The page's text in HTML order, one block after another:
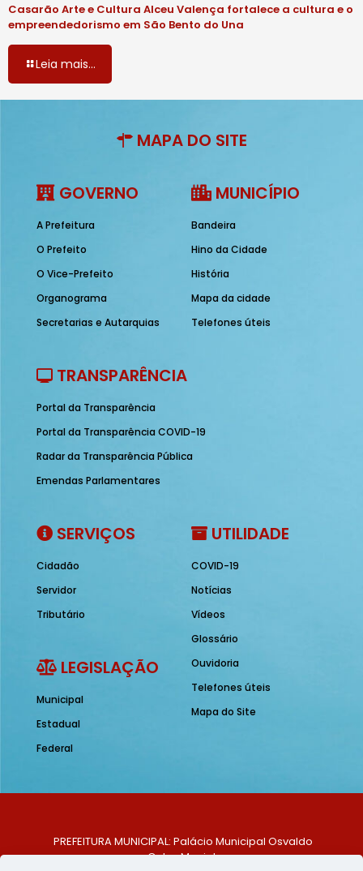
Casarão Arte e Cultura Alceu Valença fortalece a cultura e o
empreendedorismo em São Bento do Una
Leia mais...
MAPA DO SITE
GOVERNO
A Prefeitura
O Prefeito
O Vice-Prefeito
Organograma
Secretarias e Autarquias
MUNICÍPIO
Bandeira
Hino da Cidade
História
Mapa da cidade
Telefones úteis
TRANSPARÊNCIA
Portal da Transparência
Portal da Transparência COVID-19
Radar da Transparência Pública
Emendas Parlamentares
SERVIÇOS
Cidadão
Servidor
Tributário
LEGISLAÇÃO
Municipal
Estadual
Federal
UTILIDADE
COVID-19
Notícias
Vídeos
Glossário
Ouvidoria
Telefones úteis
Mapa do Site
PREFEITURA MUNICIPAL: Palácio Municipal Osvaldo
Celso Maciel